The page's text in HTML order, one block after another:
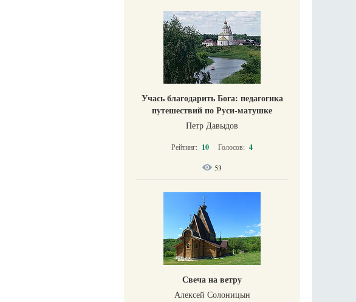
Учась благодарить Бога: педагогика
путешествий по Руси-матушке
Петр Давыдов
Рейтинг: 10 Голосов: 4
53
Свеча на ветру
Алексей Солоницын